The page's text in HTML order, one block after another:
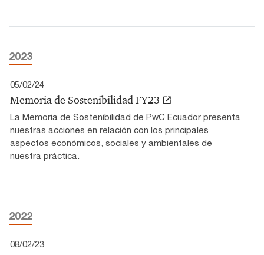
2023
05/02/24
Memoria de Sostenibilidad FY23
La Memoria de Sostenibilidad de PwC Ecuador presenta
nuestras acciones en relación con los principales
aspectos económicos, sociales y ambientales de
nuestra práctica.
2022
08/02/23